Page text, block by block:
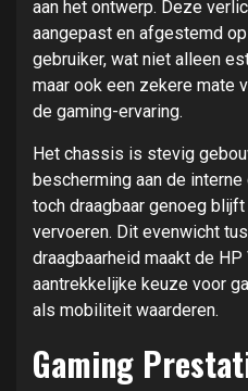
aan het ontwerp. Deze
aangepast en afgestemd
gebruiker, wat niet alleen
maar ook een zekere mate
de gaming-ervaring.
Het chassis is stevig
bescherming aan de
toch draagbaar genoeg
vervoeren. Dit evenwicht
draagbaarheid maakt de
aantrekkelijke keuze voor
als mobiliteit waarderen.
Gaming